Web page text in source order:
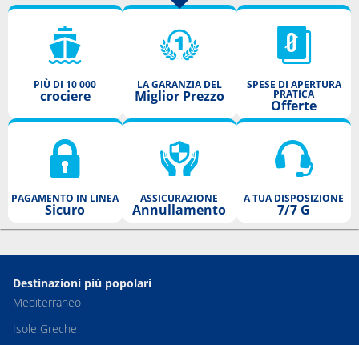
PIÙ DI 10 000
crociere
LA GARANZIA DEL
Miglior Prezzo
SPESE DI APERTURA
PRATICA
Offerte
PAGAMENTO IN LINEA
Sicuro
ASSICURAZIONE
Annullamento
A TUA DISPOSIZIONE
7/7 G
Destinazioni più popolari
Mediterraneo
Isole Greche